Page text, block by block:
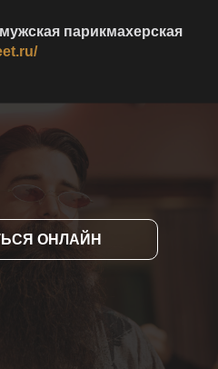
парикмахерская
ОНЛАЙН